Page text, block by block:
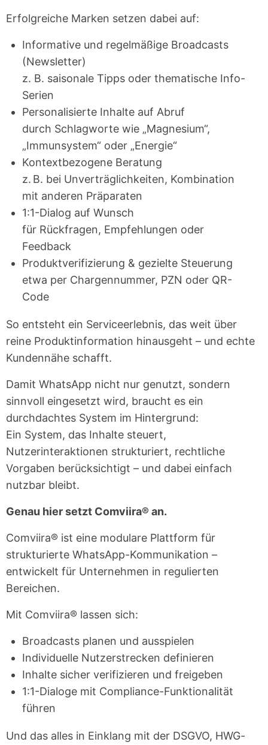
Erfolgreiche Marken setzen dabei auf:
Informative und regelmäßige Broadcasts
(Newsletter)
z. B. saisonale Tipps oder thematische Info-
Serien
Personalisierte Inhalte auf Abruf
durch Schlagworte wie „Magnesium“,
„Immunsystem“ oder „Energie“
Kontextbezogene Beratung
z. B. bei Unverträglichkeiten, Kombination
mit anderen Präparaten
1:1-Dialog auf Wunsch
für Rückfragen, Empfehlungen oder
Feedback
Produktverifizierung & gezielte Steuerung
etwa per Chargennummer, PZN oder QR-
Code
So entsteht ein Serviceerlebnis, das weit über
reine Produktinformation hinausgeht – und echte
Kundennähe schafft.
Damit WhatsApp nicht nur genutzt, sondern
sinnvoll eingesetzt wird, braucht es ein
durchdachtes System im Hintergrund:
Ein System, das Inhalte steuert,
Nutzerinteraktionen strukturiert, rechtliche
Vorgaben berücksichtigt – und dabei einfach
nutzbar bleibt.
Genau hier setzt Comviira® an.
Comviira® ist eine modulare Plattform für
strukturierte WhatsApp-Kommunikation –
entwickelt für Unternehmen in regulierten
Bereichen.
Mit Comviira® lassen sich:
Broadcasts planen und ausspielen
Individuelle Nutzerstrecken definieren
Inhalte sicher verifizieren und freigeben
1:1-Dialoge mit Compliance-Funktionalität
führen
Und das alles in Einklang mit der DSGVO, HWG-